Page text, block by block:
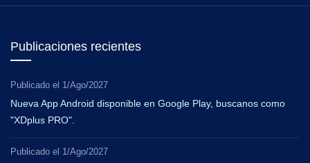
Publicaciones recientes
Publicado el 1/Ago/2027
Nueva App Android disponible en Google Play, buscanos como
"XDplus PRO".
Publicado el 1/Ago/2027